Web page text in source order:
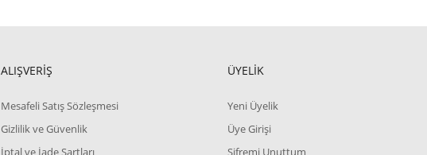
ALIŞVERİŞ
Mesafeli Satış Sözleşmesi
Gizlilik ve Güvenlik
İptal ve İade Şartları
ÜYELİK
Yeni Üyelik
Üye Girişi
Şifremi Unuttum